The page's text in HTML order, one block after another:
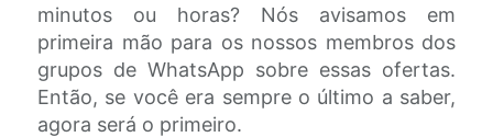
minutos ou horas? Nós avisamos em
primeira mão para os nossos membros dos
grupos de WhatsApp sobre essas ofertas.
Então, se você era sempre o último a saber,
agora será o primeiro.